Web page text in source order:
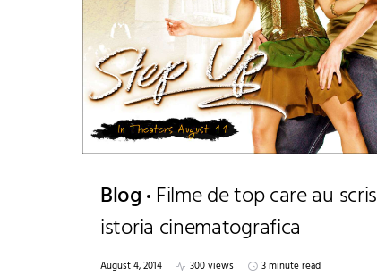
Blog Filme de top care au scris
istoria cinematografica
August 4, 2014 300 views
3 minute read